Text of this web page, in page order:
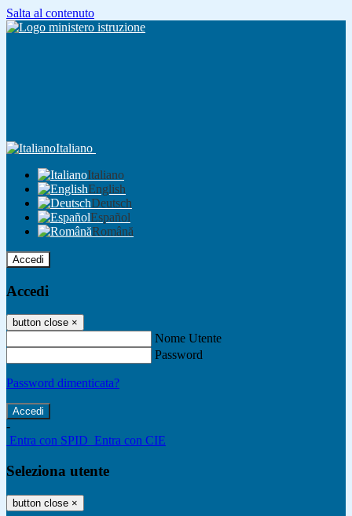
Salta al contenuto
Italiano
Italiano
English
Deutsch
Español
Română
Accedi
Accedi
button close ×
Nome Utente
Password
Password dimenticata?
-
Entra con SPID Entra con CIE
Seleziona utente
button close ×